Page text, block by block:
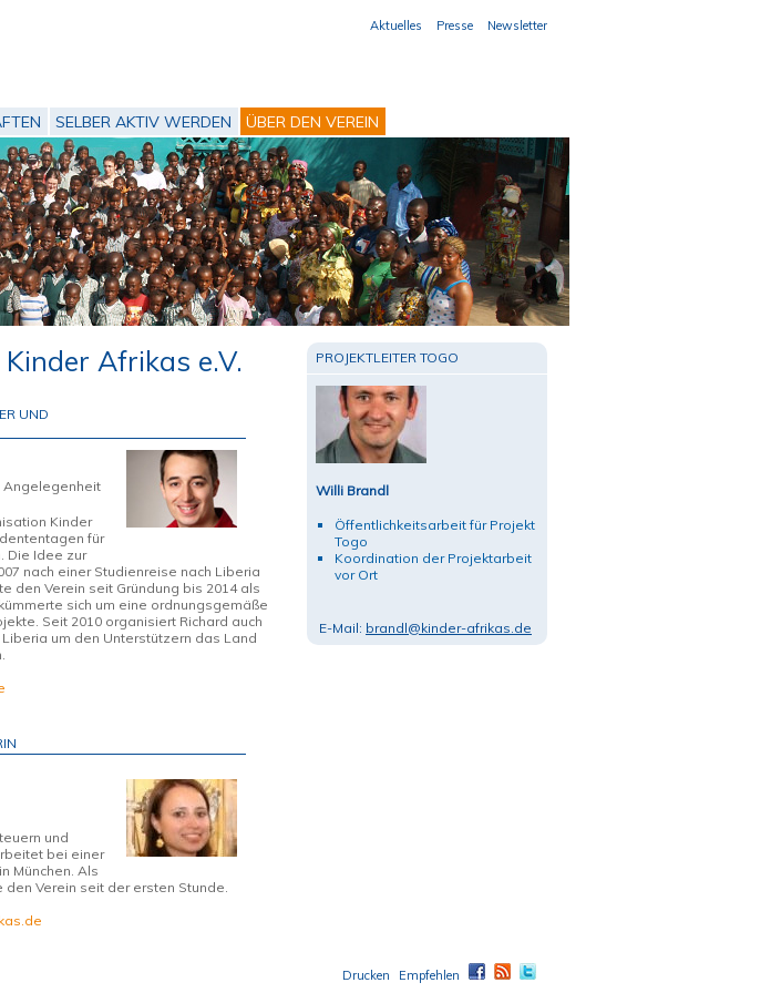
Aktuelles Presse Newsletter
SELBER AKTIV WERDEN ÜBER DEN VEREIN
Afrikas e.V.
UND
Angelegenheit
Kinder
für
Die Idee zur
nach einer Studienreise nach Liberia
den Verein seit Gründung bis 2014 als
sich um eine ordnungsgemäße
Seit 2010 organisiert Richard auch
um den Unterstützern das Land
und
bei einer
München. Als
Verein seit der ersten Stunde.
PROJEKTLEITER TOGO
Willi Brandl
Öffentlichkeitsarbeit für Projekt
Togo
Koordination der Projektarbeit
vor Ort
E-Mail: brandl@kinder-afrikas.de
Drucken Empfehlen